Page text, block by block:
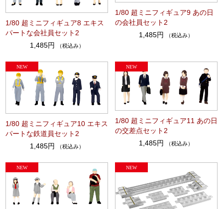
1/80 超ミニフィギュア8 エキス
パートな会社員セット2
1,485円
（税込み）
1/80 超ミニフィギュア9 あの日
の会社員セット2
1,485円
（税込み）
1/80 超ミニフィギュア10 エキス
パートな鉄道員セット2
1,485円
（税込み）
1/80 超ミニフィギュア11 あの日
の交差点セット2
1,485円
（税込み）